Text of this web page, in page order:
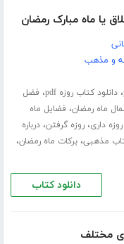
یا ماه مبارک رمضان
و مذهب
،دانلود کتاب روزه pdf ، فضل
ماه رمضان، فضایل ماه
روزه داری،روزه گرفتن،درباره
مذهبی،برکات ماه رمضان،
دانلود کتاب
مختلف